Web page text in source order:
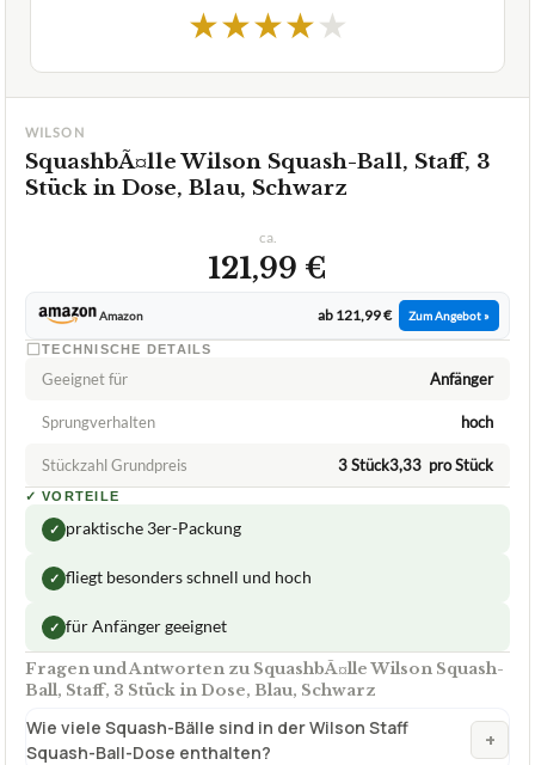
★★★★★
WILSON
SquashbÃ¤lle Wilson Squash-Ball, Staff, 3
Stück in Dose, Blau, Schwarz
ca.
121,99 €
Amazon ab 121,99 € Zum Angebot »
TECHNISCHE DETAILS
Geeignet für Anfänger
Sprungverhalten hoch
Stückzahl Grundpreis 3 Stück3,33  pro Stück
✓ VORTEILE
✓ praktische 3er-Packung
✓ fliegt besonders schnell und hoch
✓ für Anfänger geeignet
Fragen und Antworten zu SquashbÃ¤lle Wilson Squash-
Ball, Staff, 3 Stück in Dose, Blau, Schwarz
Wie viele Squash-Bälle sind in der Wilson Staff
Squash-Ball-Dose enthalten?
+